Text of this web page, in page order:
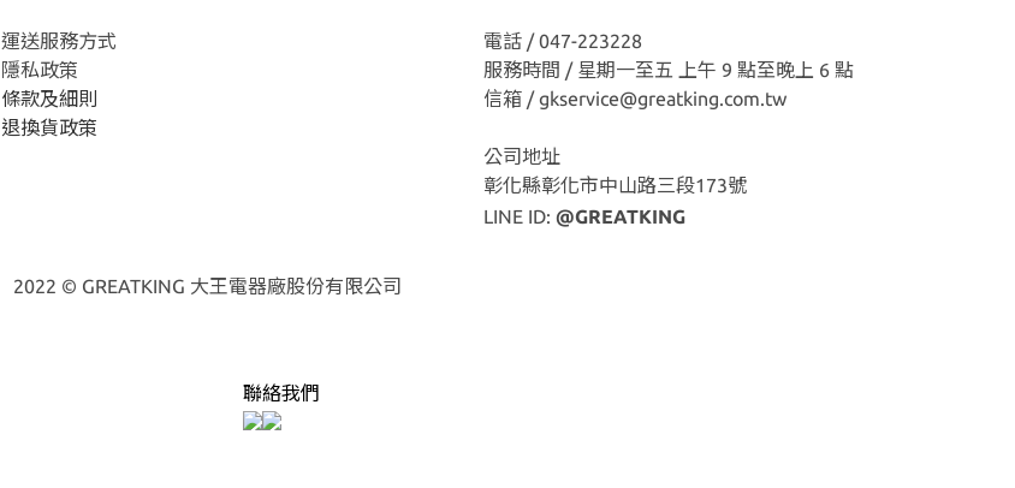
運送服務方式
隱私政策
條款及細則
退換貨政策
電話 / 047-223228
服務時間 / 星期一至五 上午 9 點至晚上 6 點
信箱 / gkservice@greatking.com.tw
公司地址
彰化縣彰化市中山路三段173號
LINE ID: @GREATKING
2022 © GREATKING 大王電器廠股份有限公司
聯絡我們